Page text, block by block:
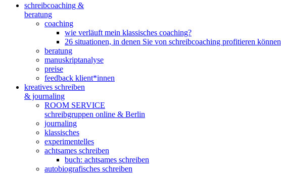
schreibcoaching &
beratung
coaching
wie verläuft mein klassisches coaching?
26 situationen, in denen Sie von schreibcoaching profitieren können
beratung
manuskriptanalyse
preise
feedback klient*innen
kreatives schreiben
& journaling
ROOM SERVICE
schreibgruppen online & Berlin
journaling
klassisches
experimentelles
achtsames schreiben
buch: achtsames schreiben
autobiografisches schreiben